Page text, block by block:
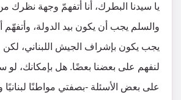
يا سيدنا البطرك، أنا أتفهمّ وجهة نظرك
والسلم يجب أن يكون بيد الدولة، وأتفهّم
يجب يكون بإشراف الجيش اللبناني،
لنفهم على بعضنا بعضًا. هل بإمكانك، لو
على بعض الأسئلة -بصفتي مواطنًا